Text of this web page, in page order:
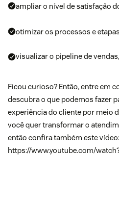
ampliar o nível de satisfação
otimizar os processos e
visualizar o pipeline de
Ficou curioso? Então, entre em
descubra o que podemos fazer
experiência do cliente por meio
você quer transformar o
então confira também este vídeo:
https://www.youtube.com/